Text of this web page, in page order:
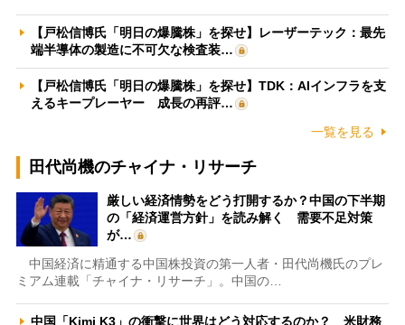
【戸松信博氏「明日の爆騰株」を探せ】レーザーテック：最先
端半導体の製造に不可欠な検査装…
【戸松信博氏「明日の爆騰株」を探せ】TDK：AIインフラを支
えるキープレーヤー 成長の再評…
一覧を見る
田代尚機のチャイナ・リサーチ
厳しい経済情勢をどう打開するか？中国の下半期
の「経済運営方針」を読み解く 需要不足対策
が…
中国経済に精通する中国株投資の第一人者・田代尚機氏のプレ
ミアム連載「チャイナ・リサーチ」。中国の…
中国「Kimi K3」の衝撃に世界はどう対応するのか？ 米財務